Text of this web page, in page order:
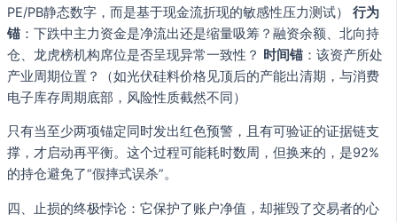
PE/PB静态数字，而是基于现金流折现的敏感性压力测试） 行为
锚 ：下跌中主力资金是净流出还是缩量吸筹？融资余额、北向持
仓、龙虎榜机构席位是否呈现异常一致性？ 时间锚 ：该资产所处
产业周期位置？（如光伏硅料价格见顶后的产能出清期，与消费
电子库存周期底部，风险性质截然不同）
只有当至少两项锚定同时发出红色预警，且有可验证的证据链支
撑，才启动再平衡。这个过程可能耗时数周，但换来的，是92%
的持仓避免了“假摔式误杀”。
四、止损的终极悖论：它保护了账户净值，却摧毁了交易者的心